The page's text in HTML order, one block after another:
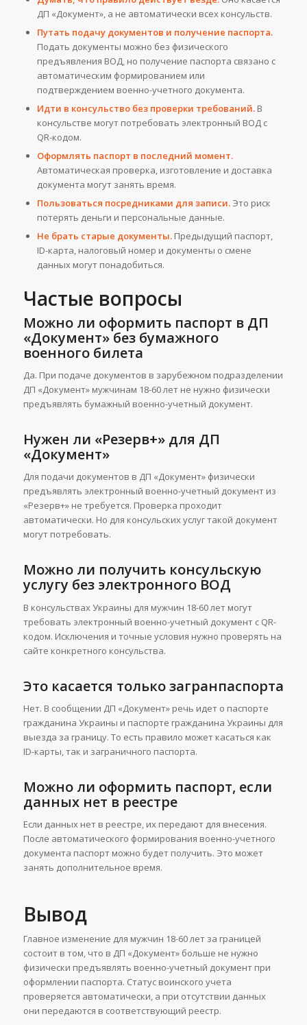
ДП «Документ», а не автоматически всех консульств.
Путать подачу документов и получение паспорта.
Подать документы можно без физического
предъявления ВОД, но получение паспорта связано с
автоматическим формированием или
подтверждением военно-учетного документа.
Идти в консульство без проверки требований.В
консульстве могут потребовать электронный ВОД с
QR-кодом.
Оформлять паспорт в последний момент.
Автоматическая проверка, изготовление и доставка
документа могут занять время.
Пользоваться посредниками для записи.Это риск
потерять деньги и персональные данные.
Не брать старые документы.Предыдущий паспорт,
ID-карта, налоговый номер и документы о смене
данных могут понадобиться.
Частые вопросы
Можно ли оформить паспорт в ДП
«Документ» без бумажного
военного билета
Да. При подаче документов в зарубежном подразделении
ДП «Документ» мужчинам 18-60 лет не нужно физически
предъявлять бумажный военно-учетный документ.
Нужен ли «Резерв+» для ДП
«Документ»
Для подачи документов в ДП «Документ» физически
предъявлять электронный военно-учетный документ из
«Резерв+» не требуется. Проверка проходит
автоматически. Но для консульских услуг такой документ
могут потребовать.
Можно ли получить консульскую
услугу без электронного ВОД
В консульствах Украины для мужчин 18-60 лет могут
требовать электронный военно-учетный документ с QR-
кодом. Исключения и точные условия нужно проверять на
сайте конкретного консульства.
Это касается только загранпаспорта
Нет. В сообщении ДП «Документ» речь идет о паспорте
гражданина Украины и паспорте гражданина Украины для
выезда за границу. То есть правило может касаться как
ID-карты, так и заграничного паспорта.
Можно ли оформить паспорт, если
данных нет в реестре
Если данных нет в реестре, их передают для внесения.
После автоматического формирования военно-учетного
документа паспорт можно будет получить. Это может
занять дополнительное время.
Вывод
Главное изменение для мужчин 18-60 лет за границей
состоит в том, что в ДП «Документ» больше не нужно
физически предъявлять военно-учетный документ при
оформлении паспорта. Статус воинского учета
проверяется автоматически, а при отсутствии данных
они передаются в соответствующий реестр.